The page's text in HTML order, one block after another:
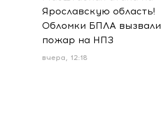
Ярославскую область!
Обломки БПЛА вызвали
пожар на НПЗ
вчера, 12:18